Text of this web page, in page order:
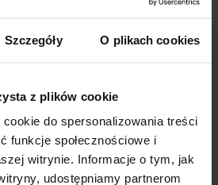
Szczegóły O plikach cookies
z plików cookie
do spersonalizowania treści
funkcje społecznościowe i
witrynie. Informacje o tym, jak
udostępniamy partnerom
catalpy